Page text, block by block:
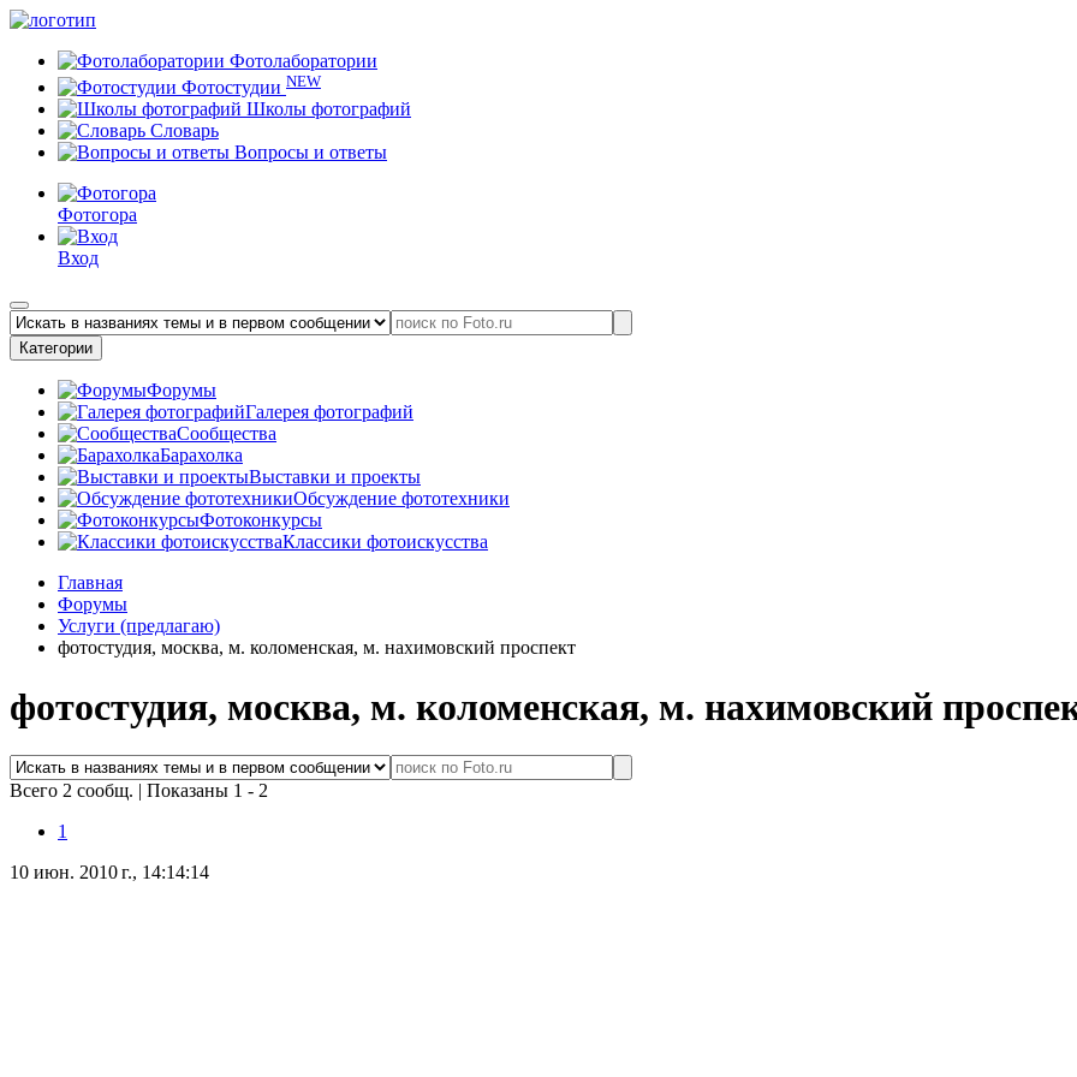
Фотолаборатории
Фотостудии NEW
Школы фотографий
Словарь
Вопросы и ответы
Фотогора
Вход
Категории
Форумы
Галерея фотографий
Сообщества
Барахолка
Выставки и проекты
Обсуждение фототехники
Фотоконкурсы
Классики фотоискусства
Главная
Форумы
Услуги (предлагаю)
фотостудия, москва, м. коломенская, м. нахимовский проспект
фотостудия, москва, м. коломенская, м. нахимовский
Всего 2 сообщ. | Показаны 1 - 2
1
10 июн. 2010 г., 14:14:14